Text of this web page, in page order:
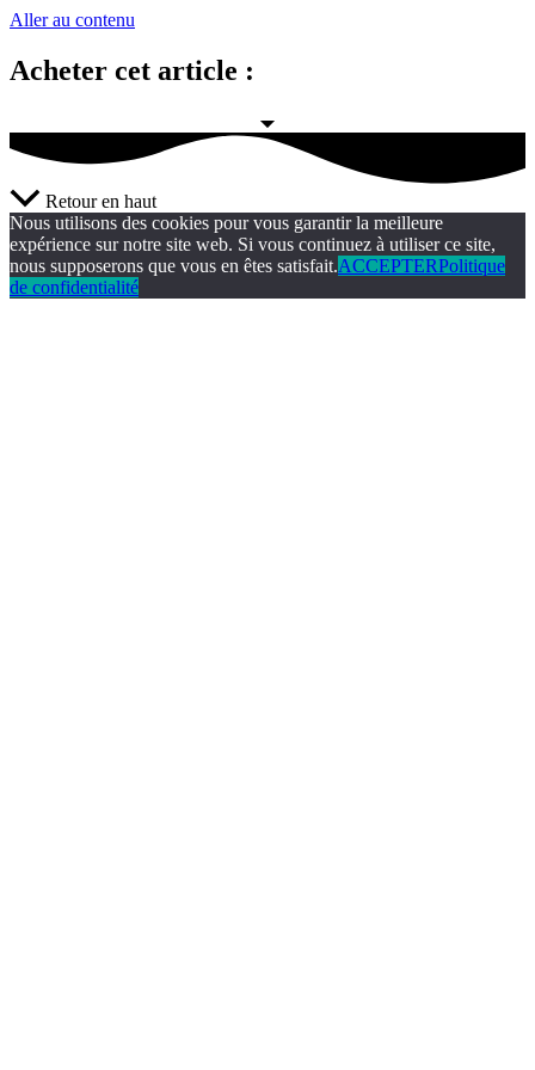
Aller au contenu
Acheter cet article :
Retour en haut
Nous utilisons des cookies pour vous garantir la meilleure
expérience sur notre site web. Si vous continuez à utiliser ce site,
nous supposerons que vous en êtes satisfait.ACCEPTERPolitique
de confidentialité